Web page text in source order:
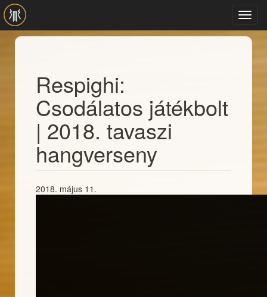
Ugrás a tartalomra
Respighi:
Csodálatos játékbolt
| 2018. tavaszi
hangverseny
2018. május 11.